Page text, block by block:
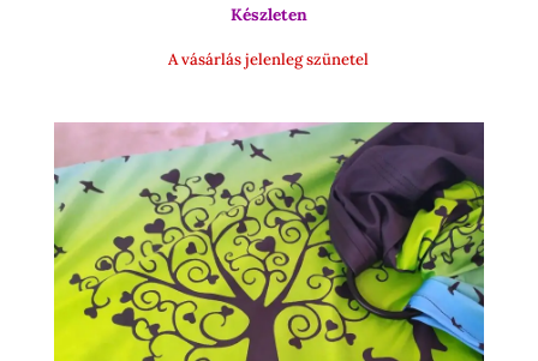
Készleten
A vásárlás jelenleg szünetel